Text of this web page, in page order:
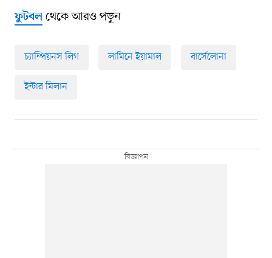
ফুটবলথেকে আরও পড়ুন
চ্যাম্পিয়নস লিগ লামিনে ইয়ামাল বার্সেলোনা
ইন্টার মিলান